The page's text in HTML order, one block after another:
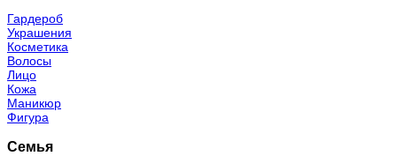
Гардероб
Украшения
Косметика
Волосы
Лицо
Кожа
Маникюр
Фигура
Семья